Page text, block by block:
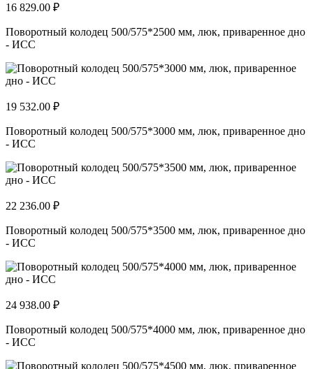
16 829.00 ₽
Поворотный колодец 500/575*2500 мм, люк, приваренное дно
- ИСС
19 532.00 ₽
Поворотный колодец 500/575*3000 мм, люк, приваренное дно
- ИСС
22 236.00 ₽
Поворотный колодец 500/575*3500 мм, люк, приваренное дно
- ИСС
24 938.00 ₽
Поворотный колодец 500/575*4000 мм, люк, приваренное дно
- ИСС